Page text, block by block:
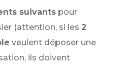
suivants pour
(attention, si les 2
veulent déposer une
ils doivent